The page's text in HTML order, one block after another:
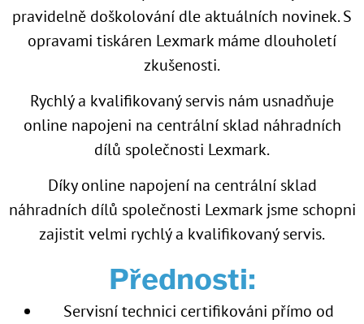
pravidelně doškolování dle aktuálních novinek. S
opravami tiskáren Lexmark máme dlouholetí
zkušenosti.
Rychlý a kvalifikovaný servis nám usnadňuje
online napojeni na centrální sklad náhradních
dílů společnosti Lexmark.
Díky online napojení na centrální sklad
náhradních dílů společnosti Lexmark jsme schopni
zajistit velmi rychlý a kvalifikovaný servis.
Přednosti:
Servisní technici certifikováni přímo od